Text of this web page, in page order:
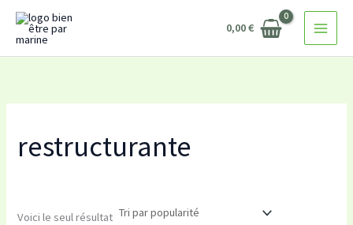
Aller
0,00€
restructurante
Voici le seul résultat